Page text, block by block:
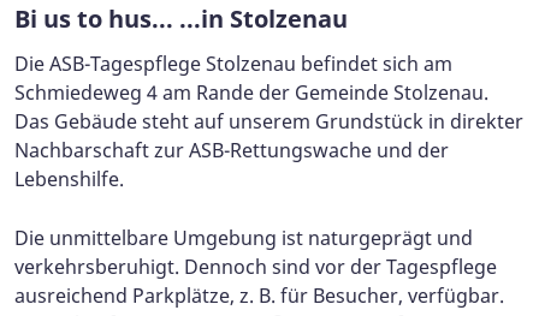
Bi us to hus... ...in Stolzenau
Die ASB-Tagespflege Stolzenau befindet sich am
Schmiedeweg 4 am Rande der Gemeinde Stolzenau.
Das Gebäude steht auf unserem Grundstück in direkter
Nachbarschaft zur ASB-Rettungswache und der
Lebenshilfe.
Die unmittelbare Umgebung ist naturgeprägt und
verkehrsberuhigt. Dennoch sind vor der Tagespflege
ausreichend Parkplätze, z. B. für Besucher, verfügbar.